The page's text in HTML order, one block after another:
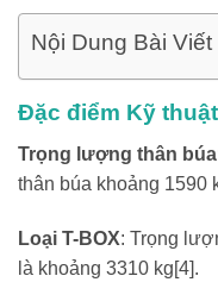
Nội Dung Bài Viết
Đặc điểm Kỹ thuật
Trọng lượng thân búa
thân búa khoảng 1590
Loại T-BOX: Trọng
là khoảng 3310 kg[4].